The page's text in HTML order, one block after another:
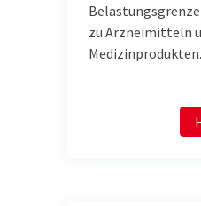
zu Arzneimitteln
Medizinprodukten.